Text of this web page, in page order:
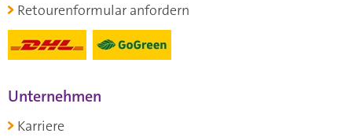
Retourenformular anfordern
Unternehmen
Karriere